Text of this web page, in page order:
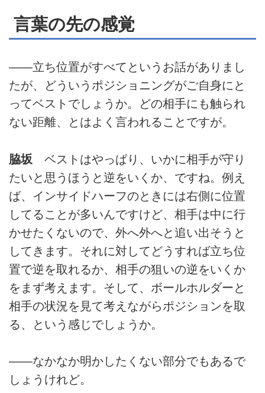
言葉の先の感覚
――立ち位置がすべてというお話がありまし
たが、どういうポジショニングがご自身にと
ってベストでしょうか。どの相手にも触られ
ない距離、とはよく言われることですが。
脇坂 ベストはやっぱり、いかに相手が守り
たいと思うほうと逆をいくか、ですね。例え
ば、インサイドハーフのときには右側に位置
してることが多いんですけど、相手は中に行
かせたくないので、外へ外へと追い出そうと
してきます。それに対してどうすれば立ち位
置で逆を取れるか、相手の狙いの逆をいくか
をまず考えます。そして、ボールホルダーと
相手の状況を見て考えながらポジションを取
る、という感じでしょうか。
――なかなか明かしたくない部分でもあるで
しょうけれど。